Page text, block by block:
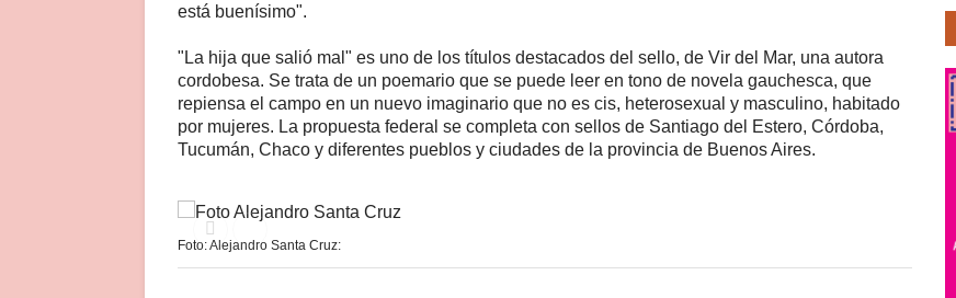
está buenísimo".
"La hija que salió mal" es uno de los títulos destacados del sello, de Vir del Mar, una autora
cordobesa. Se trata de un poemario que se puede leer en tono de novela gauchesca, que
repiensa el campo en un nuevo imaginario que no es cis, heterosexual y masculino, habitado
por mujeres. La propuesta federal se completa con sellos de Santiago del Estero, Córdoba,
Tucumán, Chaco y diferentes pueblos y ciudades de la provincia de Buenos Aires.
Foto: Alejandro Santa Cruz: